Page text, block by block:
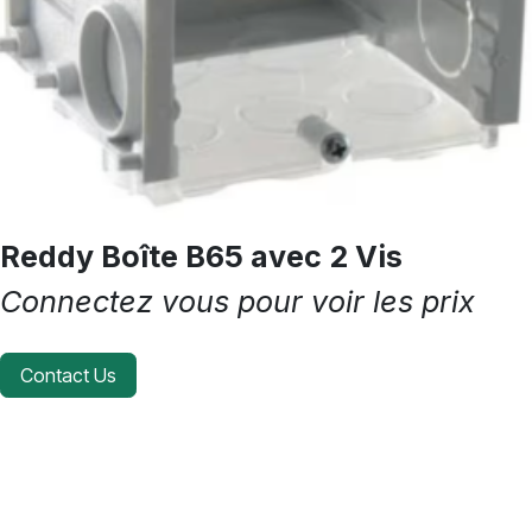
Reddy Boîte B65 avec 2 Vis
Connectez vous pour voir les prix
Contact Us